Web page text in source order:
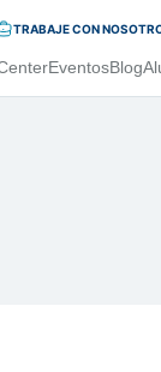
TRABAJE CON
EventosBlog